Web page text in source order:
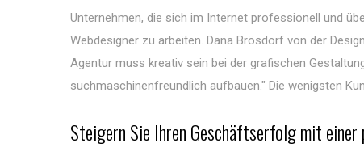
Unternehmen, die sich im Internet professionell und
Webdesigner zu arbeiten. Dana Brösdorf von der
Agentur muss kreativ sein bei der grafischen
suchmaschinenfreundlich aufbauen." Die wenigsten
Steigern Sie Ihren Geschäftserfolg mit